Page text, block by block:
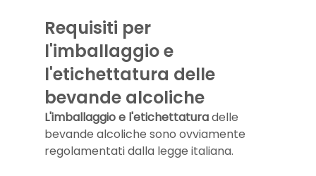
Requisiti per
l'imballaggio e
l'etichettatura delle
bevande alcoliche
L'imballaggio e l'etichettatura delle
bevande alcoliche sono ovviamente
regolamentati dalla legge italiana.